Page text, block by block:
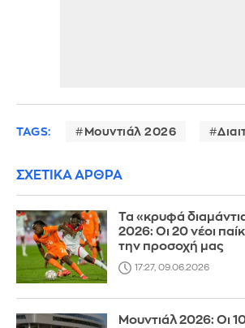
TAGS: Μουντιάλ 2026
ΣΧΕΤΙΚΑ ΑΡΘΡΑ
Τα «κρυφά
2026: Οι 20 νέοι
την προσοχή μας
17:27, 09.06.2026
Μουντιάλ 2026: Οι